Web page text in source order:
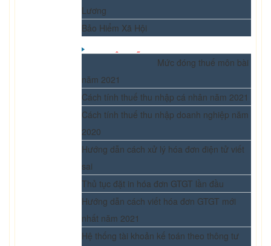
Lương
Bảo Hiểm Xã Hội
BẠN NÊN BIẾT
Mức đóng thuế môn bài
năm 2021
Cách tính thuế thu nhập cá nhân năm 2021
Cách tính thuế thu nhập doanh nghiệp năm
2020
Hướng dẫn cách xử lý hóa đơn điện tử viết
sai
Thủ tục đặt in hóa đơn GTGT lần đầu
Hướng dẫn cách viết hóa đơn GTGT mới
nhất năm 2021
Hệ thống tài khoản kế toán theo thông tư